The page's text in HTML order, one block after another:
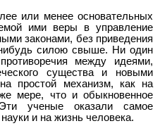
или менее основательных
ими веры в управление
законами, без приведения
силою свыше. Ни один
между идеями,
существа и новыми
простой механизм, как на
мере, что и обыкновенное
Эти ученые оказали самое
и на жизнь человека.